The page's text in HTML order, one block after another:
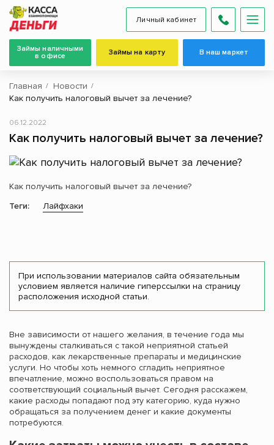
Личный кабинет
Займы наличными
в офисе
Займы на карту В наш маркет
Главная
Новости
Как получить налоговый вычет за лечение?
Как получить налоговый вычет за лечение?
06.12.2022
Как получить налоговый вычет за лечение?
Теги:
Лайфхаки
При использовании материалов сайта обязательным
условием является наличие гиперссылки на страницу
расположения исходной статьи.
Вне зависимости от нашего желания, в течение года мы
вынуждены сталкиваться с такой неприятной статьей
расходов, как лекарственные препараты и медицинские
услуги. Но чтобы хоть немного сгладить неприятное
впечатление, можно воспользоваться правом на
соответствующий социальный вычет. Сегодня расскажем,
какие расходы попадают под эту категорию, куда нужно
обращаться за получением денег и какие документы
потребуются.